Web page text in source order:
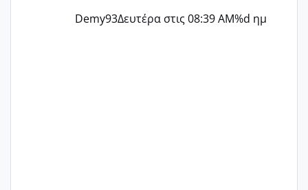
Demy93Δευτέρα στις 08:39 AM%d ημ